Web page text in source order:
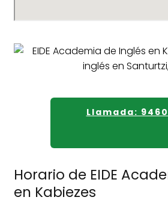
Llamada:
Horario de EIDE
en Kabiezes